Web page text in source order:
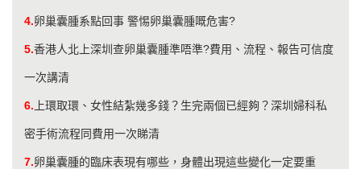
4.卵巢囊腫系點回事 警惕卵巢囊腫嘅危害?
5.香港人北上深圳查卵巢囊腫準唔準?費用、流程、報告可信度
一次講清
6. 上環取環、女性結紮幾多錢？生完兩個已經夠？深圳婦科私
密手術流程同費用一次睇清
7.卵巢囊腫的臨床表現有哪些，身體出現這些變化一定要重